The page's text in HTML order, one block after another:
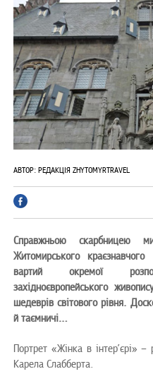
АВТОР:РЕДАКЦІЯ ZHYTOMYRTRAVEL
Справжньою скарбницею
Житомирського
вартий окремої
західноєвропейського
шедеврів світового рівня.
й таємничі…
Портрет «Жінка в інтер’єрі»
Карела Слабберта.